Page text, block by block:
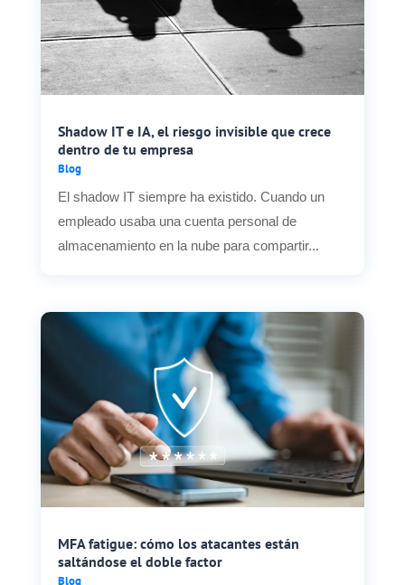
Shadow IT e IA, el riesgo invisible que crece
dentro de tu empresa
Blog
El shadow IT siempre ha existido. Cuando un
empleado usaba una cuenta personal de
almacenamiento en la nube para compartir...
MFA fatigue: cómo los atacantes están
saltándose el doble factor
Blog